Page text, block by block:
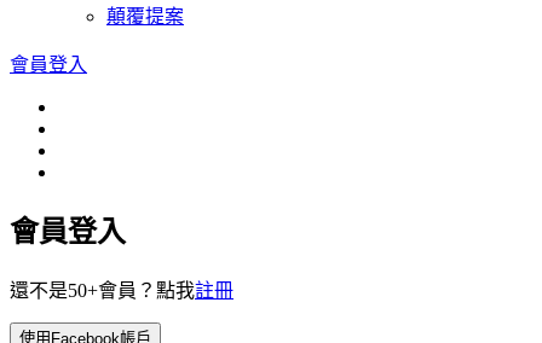
顛覆提案
會員登入
會員登入
還不是50+會員？點我註冊
使用Facebook帳戶